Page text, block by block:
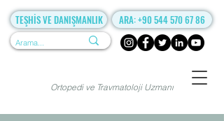
Ortopedi ve Travmatoloji Uzmanı
TEŞHİS VE DANIŞMANLIK ARA: +90 544 570 67 86